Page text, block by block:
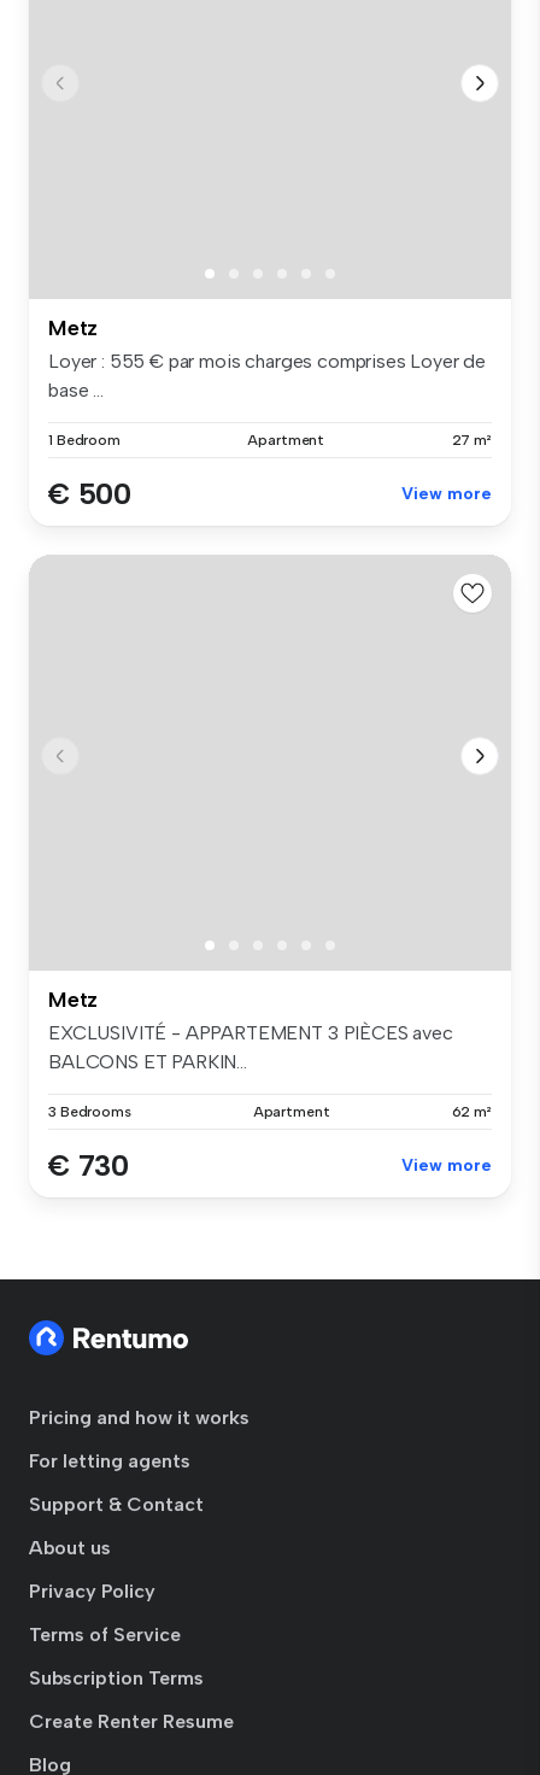
Metz
Loyer : 555 € par mois charges comprises Loyer de
base ...
1 Bedroom Apartment 27 m²
€ 500 View more
Metz
EXCLUSIVITÉ - APPARTEMENT 3 PIÈCES avec
BALCONS ET PARKIN...
3 Bedrooms Apartment 62 m²
€ 730 View more
Pricing and how it works
For letting agents
Support & Contact
About us
Privacy Policy
Terms of Service
Subscription Terms
Create Renter Resume
Blog